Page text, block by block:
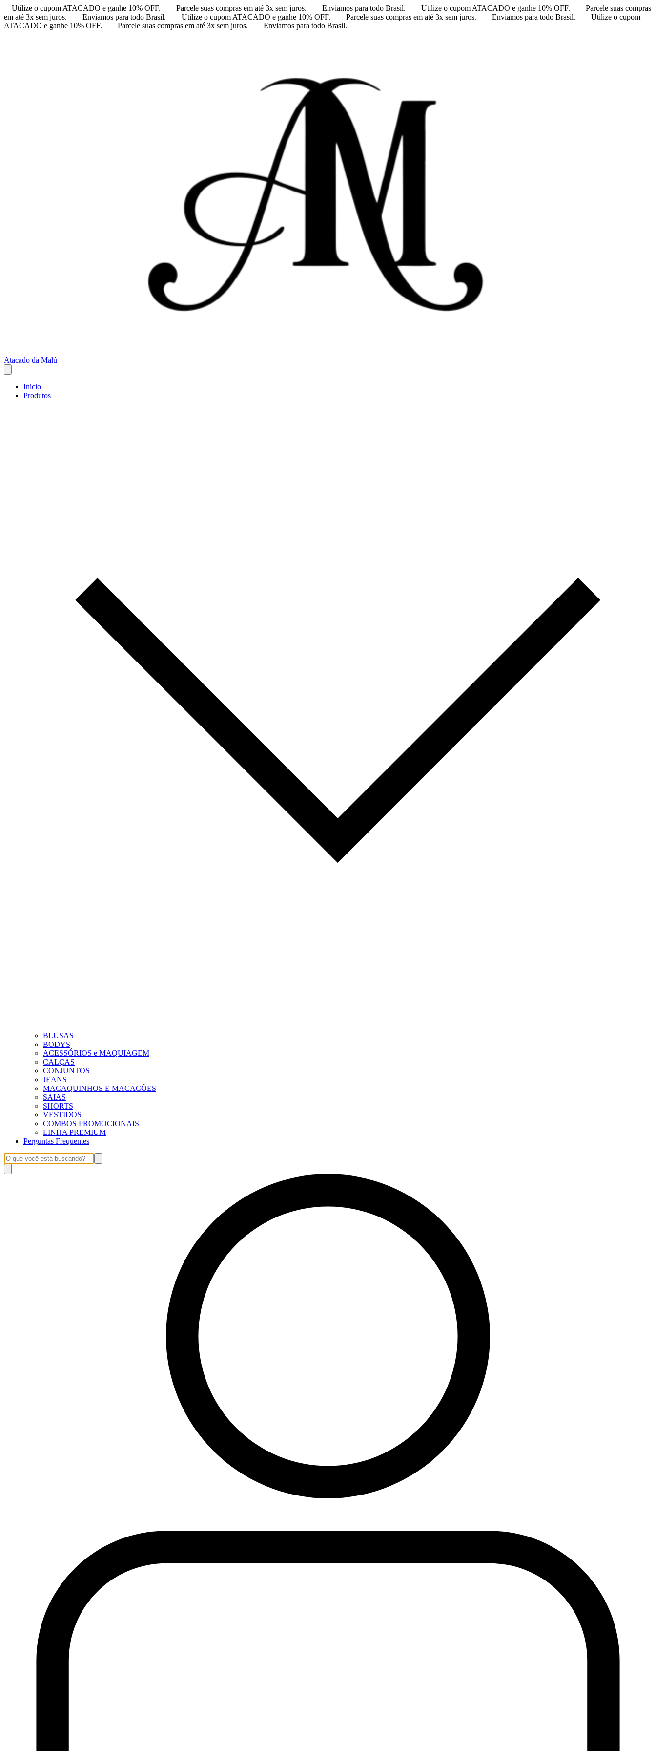
Utilize o cupom ATACADO e ganhe 10% OFF. Parcele suas compras em até 3x sem juros. Enviamos para todo Brasil. Utilize o cupom ATACADO e ganhe 10% OFF.
Parcele suas compras
em até 3x sem juros.
Enviamos para todo Brasil. Utilize o cupom ATACADO e ganhe 10% OFF. Parcele suas compras em até 3x sem juros. Enviamos para todo Brasil.
Utilize o cupom
ATACADO e ganhe 10% OFF.
Parcele suas compras em até 3x sem juros. Enviamos para todo Brasil.
Atacado da Malú
Início
Produtos
BLUSAS
BODYS
ACESSÓRIOS e MAQUIAGEM
CALÇAS
CONJUNTOS
JEANS
MACAQUINHOS E MACACÕES
SAIAS
SHORTS
VESTIDOS
COMBOS PROMOCIONAIS
LINHA PREMIUM
Perguntas Frequentes